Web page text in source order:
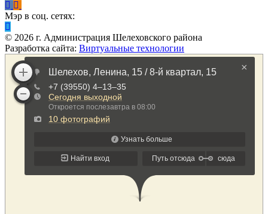
Мэр в соц. сетях:
© 2026 г. Администрация Шелеховского района
Разработка сайта: Виртуальные технологии